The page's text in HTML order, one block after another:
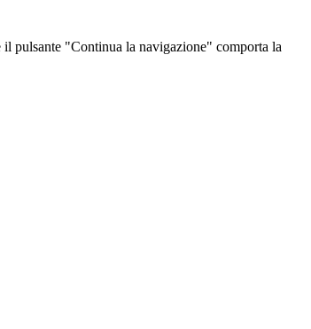
pulsante "Continua la navigazione" comporta la